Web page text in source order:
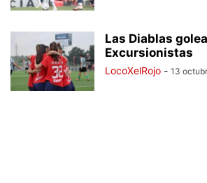
Las Diablas
Excursionistas
LocoXelRojo - 13